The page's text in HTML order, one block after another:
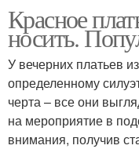
Красное
носить.
У вечерних платьев
определенному
черта – все они
на мероприятие в
внимания, получив